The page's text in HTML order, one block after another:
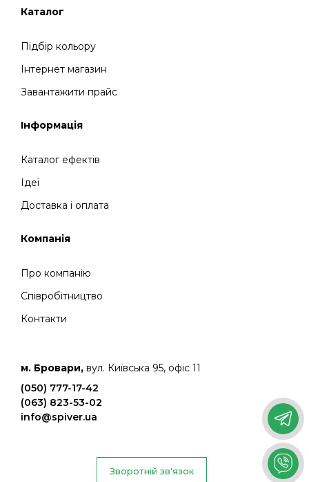
Каталог
Підбір кольору
Інтернет магазин
Завантажити прайс
Інформація
Каталог ефектів
Ідеї
Доставка і оплата
Компанія
Про компанію
Співробітництво
Контакти
м. Бровари, вул. Київська 95, офіс 11
(050) 777-17-42
(063) 823-53-02
info@spiver.ua
Зворотній зв'язок